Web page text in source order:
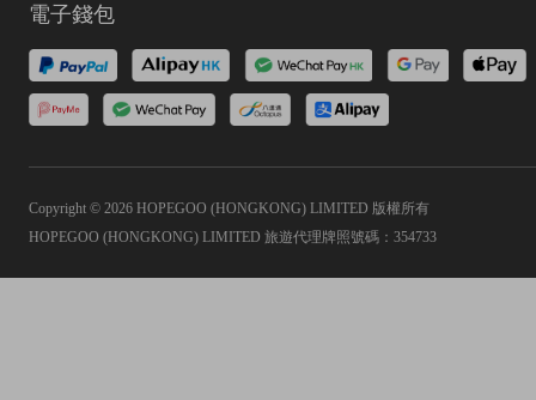
電子錢包
Copyright © 2026 HOPEGOO (HONGKONG) LIMITED 版權所有
HOPEGOO (HONGKONG) LIMITED 旅遊代理牌照號碼：354733